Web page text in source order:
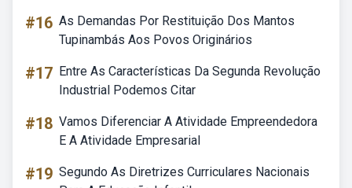
#16 As Demandas Por Restituição Dos Mantos
Tupinambás Aos Povos Originários
#17 Entre As Características Da Segunda Revolução
Industrial Podemos Citar
#18 Vamos Diferenciar A Atividade Empreendedora
E A Atividade Empresarial
#19 Segundo As Diretrizes Curriculares Nacionais